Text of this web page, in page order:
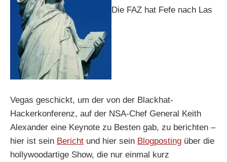
Die FAZ hat Fefe nach Las
Vegas geschickt, um der von der Blackhat-
Hackerkonferenz, auf der NSA-Chef General Keith
Alexander eine Keynote zu Besten gab, zu berichten –
hier ist sein Bericht und hier sein Blogposting über die
hollywoodartige Show, die nur einmal kurz